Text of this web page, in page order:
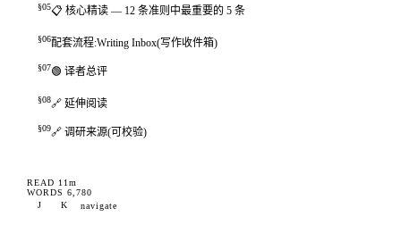
§05📋 核心精读 — 12 条准则中最重要的 5 条
§06配套流程:Writing Inbox(写作收件箱)
§07🟢 译者总评
§08🔗 延伸阅读
§09🔗 调研来源(可校验)
READ 11m
WORDS 6,780
J
K navigate